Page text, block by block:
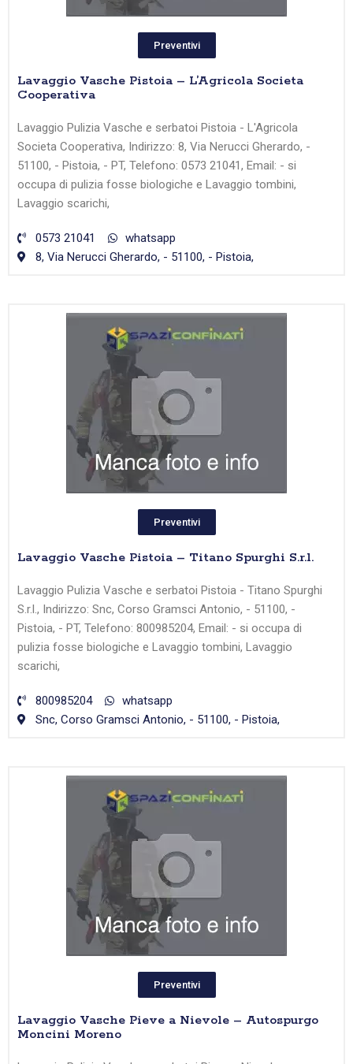
Preventivi
Lavaggio Vasche Pistoia – L’Agricola Societa
Cooperativa
Lavaggio Pulizia Vasche e serbatoi Pistoia - L'Agricola
Societa Cooperativa, Indirizzo: 8, Via Nerucci Gherardo, -
51100, - Pistoia, - PT, Telefono: 0573 21041, Email: - si
occupa di pulizia fosse biologiche e Lavaggio tombini,
Lavaggio scarichi,
0573 21041
whatsapp
8, Via Nerucci Gherardo, - 51100, - Pistoia,
Preventivi
Lavaggio Vasche Pistoia – Titano Spurghi S.r.l.
Lavaggio Pulizia Vasche e serbatoi Pistoia - Titano Spurghi
S.r.l., Indirizzo: Snc, Corso Gramsci Antonio, - 51100, -
Pistoia, - PT, Telefono: 800985204, Email: - si occupa di
pulizia fosse biologiche e Lavaggio tombini, Lavaggio
scarichi,
800985204
whatsapp
Snc, Corso Gramsci Antonio, - 51100, - Pistoia,
Preventivi
Lavaggio Vasche Pieve a Nievole – Autospurgo
Moncini Moreno